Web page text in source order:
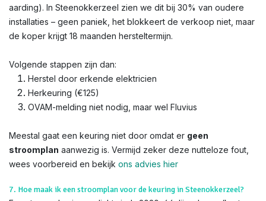
aarding). In Steenokkerzeel zien we dit bij 30% van oudere
installaties – geen paniek, het blokkeert de verkoop niet, maar
de koper krijgt 18 maanden hersteltermijn.
Volgende stappen zijn dan:
Herstel door erkende elektricien
Herkeuring (€125)
OVAM-melding niet nodig, maar wel Fluvius
Meestal gaat een keuring niet door omdat er geen
stroomplan aanwezig is. Vermijd zeker deze nutteloze fout,
wees voorbereid en bekijk ons advies hier
7. Hoe maak ik een stroomplan voor de keuring in Steenokkerzeel?